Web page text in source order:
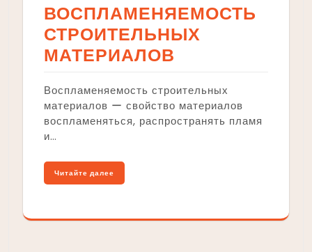
ВОСПЛАМЕНЯЕМОСТЬ
СТРОИТЕЛЬНЫХ
МАТЕРИАЛОВ
Воспламеняемость строительных
материалов ー свойство материалов
воспламеняться, распространять пламя
и…
Читайте далее